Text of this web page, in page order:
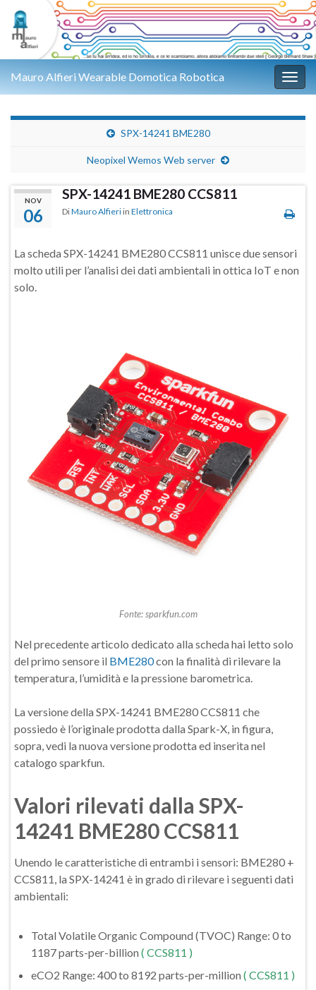
Mauro Alfieri Wearable Domotica Robotica
SPX-14241 BME280
Neopixel Wemos Web server
NOV
06
SPX-14241 BME280 CCS811
DiMauro Alfieri in Elettronica
La scheda SPX-14241 BME280 CCS811 unisce due sensori
molto utili per l’analisi dei dati ambientali in ottica IoT e non
solo.
Fonte: sparkfun.com
Nel precedente articolo dedicato alla scheda hai letto solo
del primo sensore il BME280con la finalità di rilevare la
temperatura, l’umidità e la pressione barometrica.
La versione della SPX-14241 BME280 CCS811 che
possiedo è l’originale prodotta dalla Spark-X, in figura,
sopra, vedi la nuova versione prodotta ed inserita nel
catalogo sparkfun.
Valori rilevati dalla SPX-
14241 BME280 CCS811
Unendo le caratteristiche di entrambi i sensori: BME280 +
CCS811, la SPX-14241 è in grado di rilevare i seguenti dati
ambientali:
Total Volatile Organic Compound (TVOC) Range: 0 to
1187 parts-per-billion ( CCS811 )
eCO2 Range: 400 to 8192 parts-per-million ( CCS811 )